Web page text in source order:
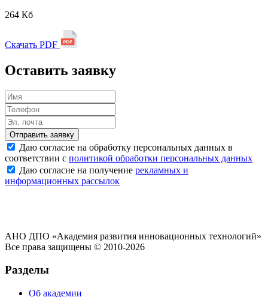
264 Кб
Скачать PDF
Оставить заявку
Отправить заявку
Даю согласие на обработку персональных данных в
соответствии с политикой обработки персональных данных
Даю согласие на получение рекламных и
информационных рассылок
АНО ДПО «Академия развития инновационных технологий»
Все права защищены © 2010-2026
Разделы
Об академии